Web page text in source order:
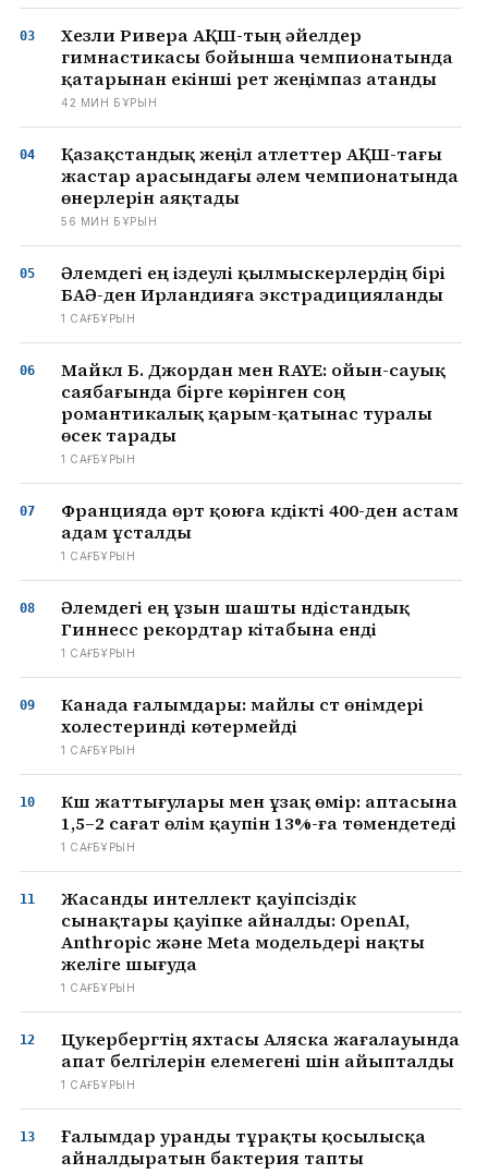
Хезли Ривера АҚШ-тың әйелдер
гимнастикасы бойынша чемпионатында
қатарынан екінші рет жеңімпаз атанды
42 МИН БҰРЫН
Қазақстандық жеңіл атлеттер АҚШ-тағы
жастар арасындағы әлем чемпионатында
өнерлерін аяқтады
56 МИН БҰРЫН
Әлемдегі ең іздеулі қылмыскерлердің бірі
БАӘ-ден Ирландияға экстрадицияланды
1 САҒ БҰРЫН
Майкл Б. Джордан мен RAYE: ойын-сауық
саябағында бірге көрінген соң
романтикалық қарым-қатынас туралы
өсек тарады
1 САҒ БҰРЫН
Францияда өрт қоюға күдікті 400-ден астам
адам ұсталды
1 САҒ БҰРЫН
Әлемдегі ең ұзын шашты үндістандық
Гиннесс рекордтар кітабына енді
1 САҒ БҰРЫН
Канада ғалымдары: майлы сүт өнімдері
холестеринді көтермейді
1 САҒ БҰРЫН
Күш жаттығулары мен ұзақ өмір: аптасына
1,5–2 сағат өлім қаупін 13%-ға төмендетеді
1 САҒ БҰРЫН
Жасанды интеллект қауіпсіздік
сынақтары қауіпке айналды: OpenAI,
Anthropic және Meta модельдері нақты
желіге шығуда
1 САҒ БҰРЫН
Цукербергтің яхтасы Аляска жағалауында
апат белгілерін елемегені үшін айыпталды
1 САҒ БҰРЫН
Ғалымдар уранды тұрақты қосылысқа
айналдыратын бактерия тапты